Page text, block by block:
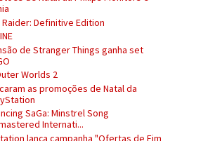
Raider: Definitive Edition
de Stranger Things ganha set
Worlds 2
as promoções de Natal da
SaGa: Minstrel Song
Internati...
lança campanha "Ofertas de Fim